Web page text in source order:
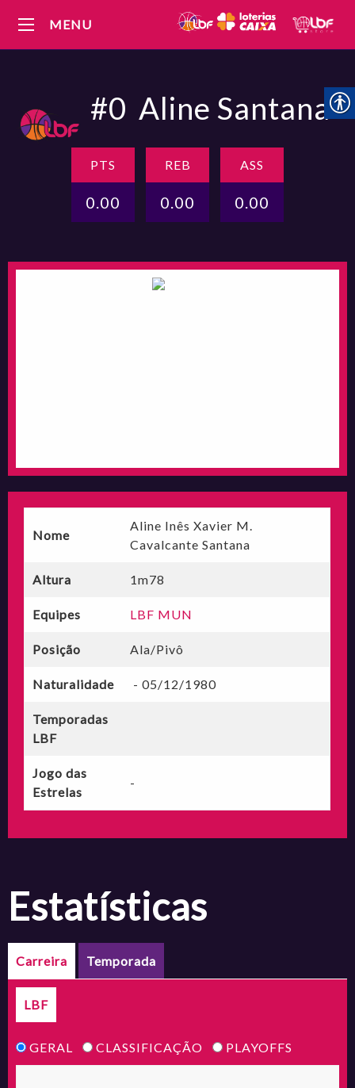
MENU
#0 Aline Santana
PTS
0.00
REB
0.00
ASS
0.00
Nome
Aline Inês Xavier M.
Cavalcante Santana
Altura 1m78
Equipes LBF MUN
Posição Ala/Pivô
Naturalidade - 05/12/1980
Temporadas
LBF
Jogo das
Estrelas
-
estatísticas
Carreira Temporada
LBF
GERAL CLASSIFICAÇÃO PLAYOFFS